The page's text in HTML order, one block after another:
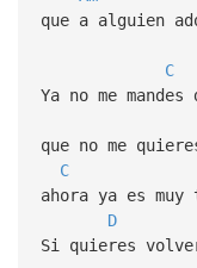
que a alguien
C
Ya no me
que no me
C
ahora ya es muy
D
Si quieres